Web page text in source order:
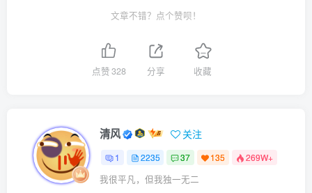
文章不错？点个赞呗！
点赞328 分享 收藏
清风 关注
1 2235 37 135 269W+
我很平凡，但我独一无二